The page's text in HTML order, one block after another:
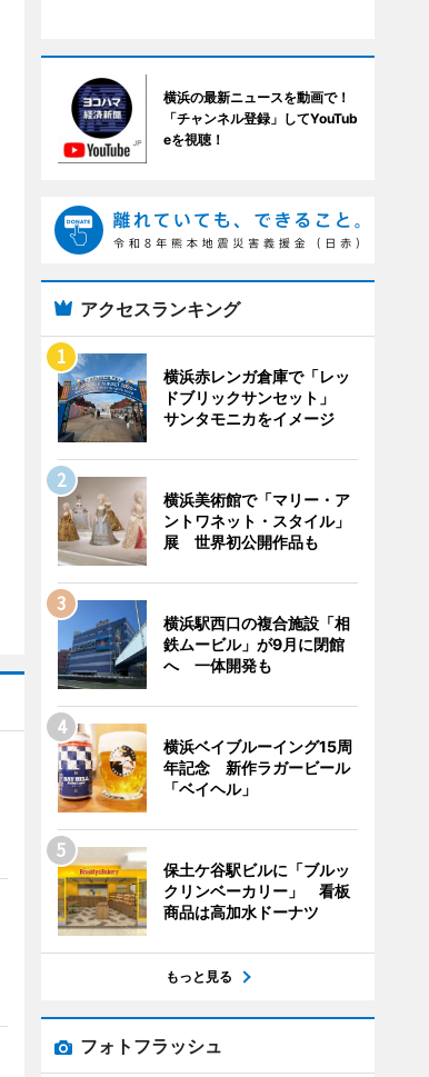
横浜の最新ニュースを動画で！
「チャンネル登録」してYouTub
eを視聴！
アクセスランキング
横浜赤レンガ倉庫で「レッ
ドブリックサンセット」
サンタモニカをイメージ
横浜美術館で「マリー・ア
ントワネット・スタイル」
展 世界初公開作品も
横浜駅西口の複合施設「相
鉄ムービル」が9月に閉館
へ 一体開発も
横浜ベイブルーイング15周
年記念 新作ラガービール
「ベイヘル」
保土ケ谷駅ビルに「ブルッ
クリンベーカリー」 看板
商品は高加水ドーナツ
もっと見る
フォトフラッシュ